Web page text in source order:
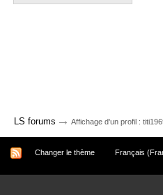
LS forums → Affichage d'un profil :
Changer le thème Français